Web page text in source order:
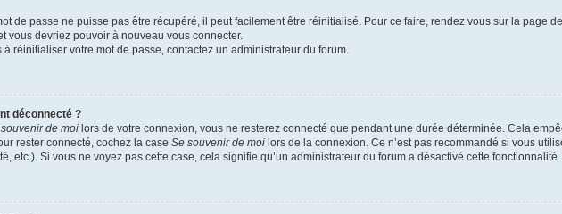
de passe ne puisse pas être récupéré, il peut facilement être réinitialisé. Pour ce faire, rendez vous sur la page
vous devriez pouvoir à nouveau vous connecter.
réinitialiser votre mot de passe, contactez un administrateur du forum.
déconnecté ?
de moi lors de votre connexion, vous ne resterez connecté que pendant une durée déterminée. Cela
rester connecté, cochez la case Se souvenir de moi lors de la connexion. Ce n’est pas recommandé si vous
etc.). Si vous ne voyez pas cette case, cela signifie qu’un administrateur du forum a désactivé cette fonctionnalité.